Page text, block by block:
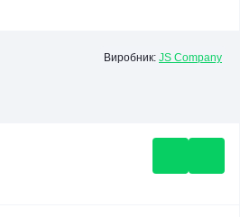
Виробник: JS Company